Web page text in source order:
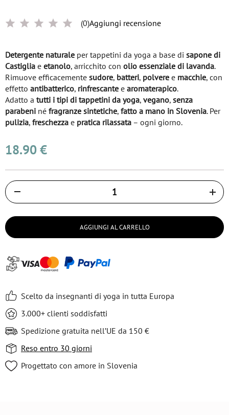
(0)Aggiungi recensione
Detergente naturale per tappetini da yoga a base di sapone di
Castiglia e etanolo, arricchito con olio essenziale di lavanda.
Rimuove efficacemente sudore, batteri, polvere e macchie, con
effetto antibatterico, rinfrescante e aromaterapico.
Adatto a tutti i tipi di tappetini da yoga, vegano, senza
parabeni né fragranze sintetiche, fatto a mano in Slovenia. Per
pulizia, freschezza e pratica rilassata – ogni giorno.
18.90 €
Količina
AGGIUNGI AL CARRELLO
Scelto da insegnanti di yoga in tutta Europa
3.000+ clienti soddisfatti
Spedizione gratuita nell’UE da 150 €
Reso entro 30 giorni
Progettato con amore in Slovenia